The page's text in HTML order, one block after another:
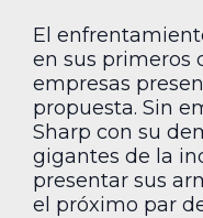
El
en sus primeros
empresas
propuesta. Sin
Sharp con su
gigantes de la
presentar sus
el próximo par